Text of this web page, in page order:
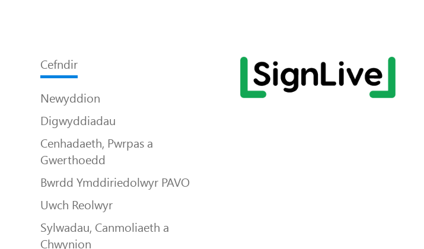
Cefndir
Newyddion
Digwyddiadau
Cenhadaeth, Pwrpas a
Gwerthoedd
Bwrdd Ymddiriedolwyr PAVO
Uwch Reolwyr
Sylwadau, Canmoliaeth a
Chwynion